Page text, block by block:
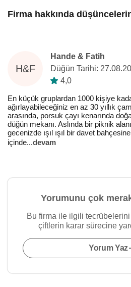
Firma hakkında
H&F
Hande & Fatih
Düğün Tarihi:
4,0
En küçük gruplardan 1000 kişiye
ağırlayabileceğiniz en az 30 yıllık
arasında, porsuk çayı kenarında
düğün mekanı. Aslında bir piknik
gecenizde ışıl ışıl bir davet
içinde...devam
Yorumunu çok
Bu firma ile ilgili
çiftlerin karar sürecine
Yorum Yaz